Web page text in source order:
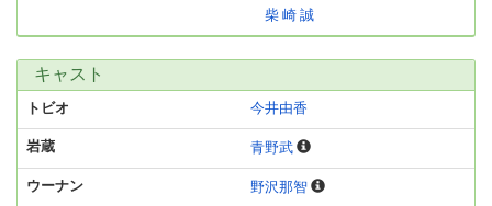
柴 崎 誠
キャスト
トビオ 今井由香
岩蔵 青野武
ウーナン 野沢那智